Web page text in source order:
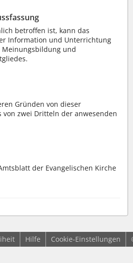
betroffen ist, kann das
Information und Unterrichtung
Meinungsbildung und
Gründen von dieser
von zwei Dritteln der anwesenden
der Evangelischen Kirche
Hilfe Cookie-Einstellungen